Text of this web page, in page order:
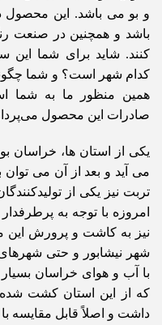
و بو می باشد. این محصول
باشد و همچنین در صنعت
کنند. شاید برای شما این
کدام شهر است؟ و شما چگونه
همین منظور ما به شما
صادرات این محصول
یکی از استان ها، خراسان
می آید و بعد از آن می
تربت نیز یکی از
امروزه با توجه به
نیز به کاشت و پرورش این
شهر نیشابور و حتی
با آب و هوای خراسان
که از این استان کشت شده
داشت و اصلاً قابل مقایسه